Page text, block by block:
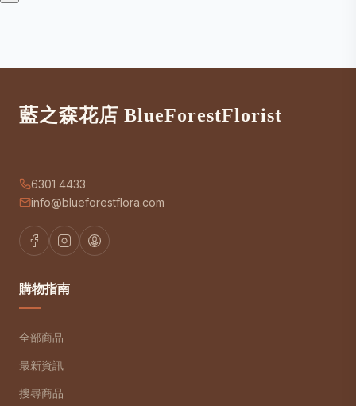
藍之森花店 BlueForestFlorist
6301 4433
info@blueforestflora.com
購物指南
全部商品
最新資訊
搜尋商品